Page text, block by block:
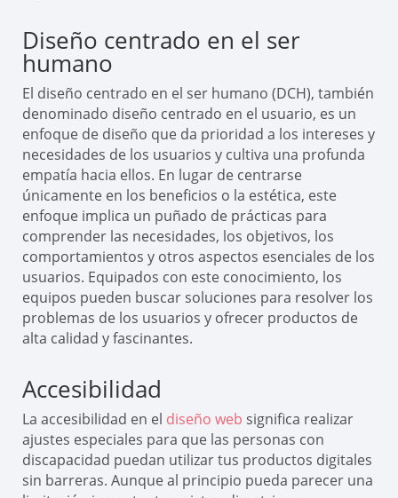
Diseño centrado en el ser
humano
El diseño centrado en el ser humano (DCH), también
denominado diseño centrado en el usuario, es un
enfoque de diseño que da prioridad a los intereses y
necesidades de los usuarios y cultiva una profunda
empatía hacia ellos. En lugar de centrarse
únicamente en los beneficios o la estética, este
enfoque implica un puñado de prácticas para
comprender las necesidades, los objetivos, los
comportamientos y otros aspectos esenciales de los
usuarios. Equipados con este conocimiento, los
equipos pueden buscar soluciones para resolver los
problemas de los usuarios y ofrecer productos de
alta calidad y fascinantes.
Accesibilidad
La accesibilidad en el diseño web significa realizar
ajustes especiales para que las personas con
discapacidad puedan utilizar tus productos digitales
sin barreras. Aunque al principio pueda parecer una